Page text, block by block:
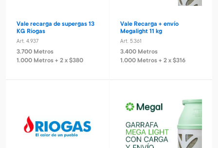
Vale recarga de supergas 13
KG Riogas
Art. 4.937
3.700 Metros
1.000 Metros + 2 x $380
Vale Recarga + envío
Megalight 11 kg
Art. 5.361
3.400 Metros
1.000 Metros + 2 x $316